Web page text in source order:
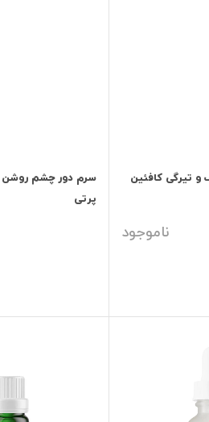
تیرگی کافئین
ناموجود
سرم دور چشم
پرتی